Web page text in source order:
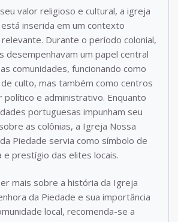
valor religioso e cultural, a igreja
inserida em um contexto
Durante o período colonial,
desempenhavam um papel central
comunidades, funcionando como
culto, mas também como centros
político e administrativo. Enquanto
portuguesas impunham seu
as colônias, a Igreja Nossa
Piedade servia como símbolo de
e prestígio das elites locais.
mais sobre a história da Igreja
da Piedade e sua importância
local, recomenda-se a